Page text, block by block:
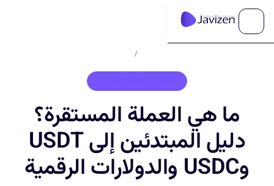
/
ما هي العملة المستقرة؟
دليل المبتدئين إلى USDT
وUSDC والدولارات الرقمية